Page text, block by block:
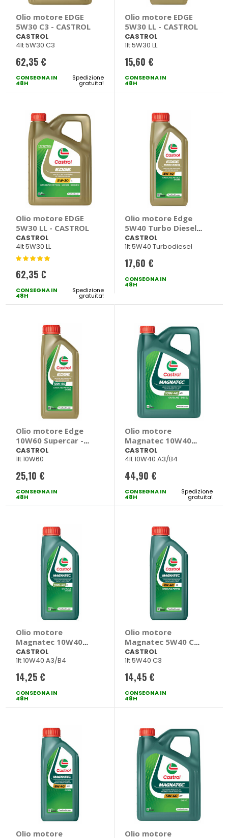
Olio motore EDGE
5W30 C3 - CASTROL
CASTROL
4lt 5W30 C3
62,35 €
CONSEGNA IN
48H
Spedizione
gratuita!
Olio motore EDGE
5W30 LL - CASTROL
CASTROL
1lt 5W30 LL
15,60 €
CONSEGNA IN
48H
Olio motore EDGE
5W30 LL - CASTROL
CASTROL
4lt 5W30 LL
Valutazione:
100%
62,35 €
CONSEGNA IN
48H
Spedizione
gratuita!
Olio motore Edge
5W40 Turbo Diesel -
CASTROL
CASTROL
1lt 5W40 Turbodiesel
17,60 €
CONSEGNA IN
48H
Olio motore Edge
10W60 Supercar -
CASTROL
CASTROL
1lt 10W60
25,10 €
CONSEGNA IN
48H
Olio motore
Magnatec 10W40
A/B - CASTROL
CASTROL
4lt 10W40 A3/B4
44,90 €
CONSEGNA IN
48H
Spedizione
gratuita!
Olio motore
Magnatec 10W40
A/B - CASTROL
CASTROL
1lt 10W40 A3/B4
14,25 €
CONSEGNA IN
48H
Olio motore
Magnatec 5W40 C3
- CASTROL
CASTROL
1lt 5W40 C3
14,45 €
CONSEGNA IN
48H
Olio motore
Olio motore